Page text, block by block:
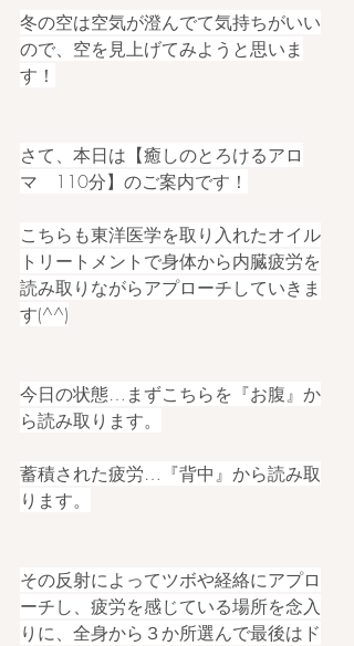
冬の空は空気が澄んでて気持ちがいい
ので、空を見上げてみようと思いま
す！
さて、本日は【癒しのとろけるアロ
マ　110分】のご案内です！
こちらも東洋医学を取り入れたオイル
トリートメントで身体から内臓疲労を
読み取りながらアプローチしていきま
す(^^)
今日の状態…まずこちらを『お腹』か
ら読み取ります。
蓄積された疲労…『背中』から読み取
ります。
その反射によってツボや経絡にアプロ
ーチし、疲労を感じている場所を念入
りに、全身から３か所選んで最後はド